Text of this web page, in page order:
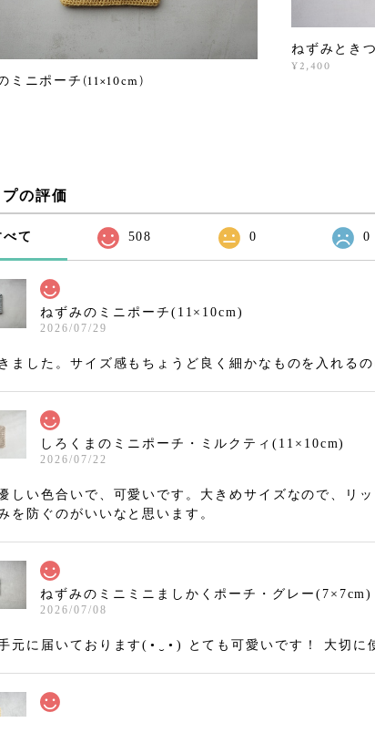
ミニポーチ(11×10cm)
ねずみとき
¥2,400
の評価
べて 508 0 0
ねずみのミニポーチ(11×10cm)
2026/07/29
ました。サイズ感もちょうど良く細かなものを入れる
しろくまのミニポーチ・ミルクティ(11×10cm)
2026/07/22
しい色合いで、可愛いです。大きめサイズなので、リ
を防ぐのがいいなと思います。
ねずみのミニミニましかくポーチ・グレー(7×7cm)
2026/07/08
元に届いております(⁠•⁠‿⁠•⁠) とても可愛いです！ 大切に